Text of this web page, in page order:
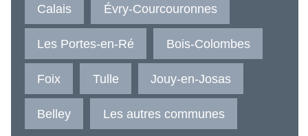
Calais Évry-Courcouronnes
Les Portes-en-Ré Bois-Colombes
Foix Tulle Jouy-en-Josas
Belley Les autres communes